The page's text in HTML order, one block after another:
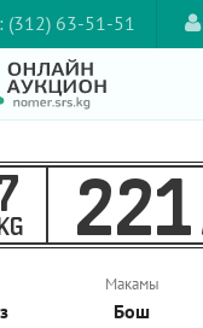
(312) 63-51-51
KG 221
Макамы
Бош